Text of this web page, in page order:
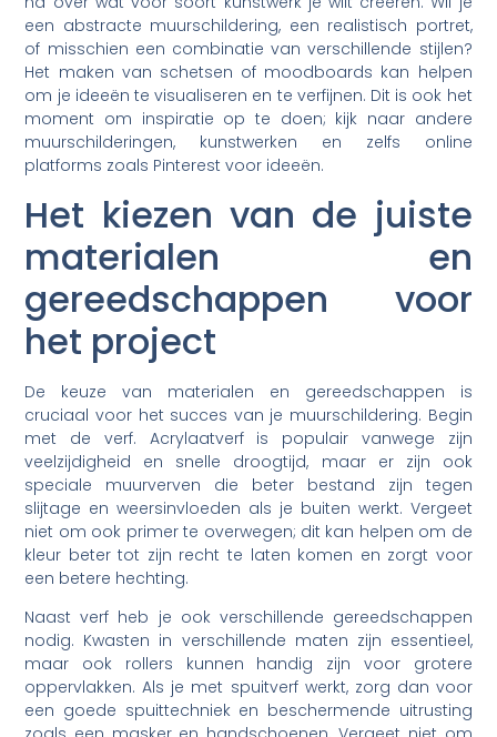
een abstracte muurschildering, een realistisch portret,
of misschien een combinatie van verschillende stijlen?
Het maken van schetsen of moodboards kan helpen
om je ideeën te visualiseren en te verfijnen. Dit is ook het
moment om inspiratie op te doen; kijk naar andere
muurschilderingen, kunstwerken en zelfs online
platforms zoals Pinterest voor ideeën.
Het kiezen van de juiste
materialen en
gereedschappen voor
het project
De keuze van materialen en gereedschappen is
cruciaal voor het succes van je muurschildering. Begin
met de verf. Acrylaatverf is populair vanwege zijn
veelzijdigheid en snelle droogtijd, maar er zijn ook
speciale muurverven die beter bestand zijn tegen
slijtage en weersinvloeden als je buiten werkt. Vergeet
niet om ook primer te overwegen; dit kan helpen om de
kleur beter tot zijn recht te laten komen en zorgt voor
een betere hechting.
Naast verf heb je ook verschillende gereedschappen
nodig. Kwasten in verschillende maten zijn essentieel,
maar ook rollers kunnen handig zijn voor grotere
oppervlakken. Als je met spuitverf werkt, zorg dan voor
een goede spuittechniek en beschermende uitrusting